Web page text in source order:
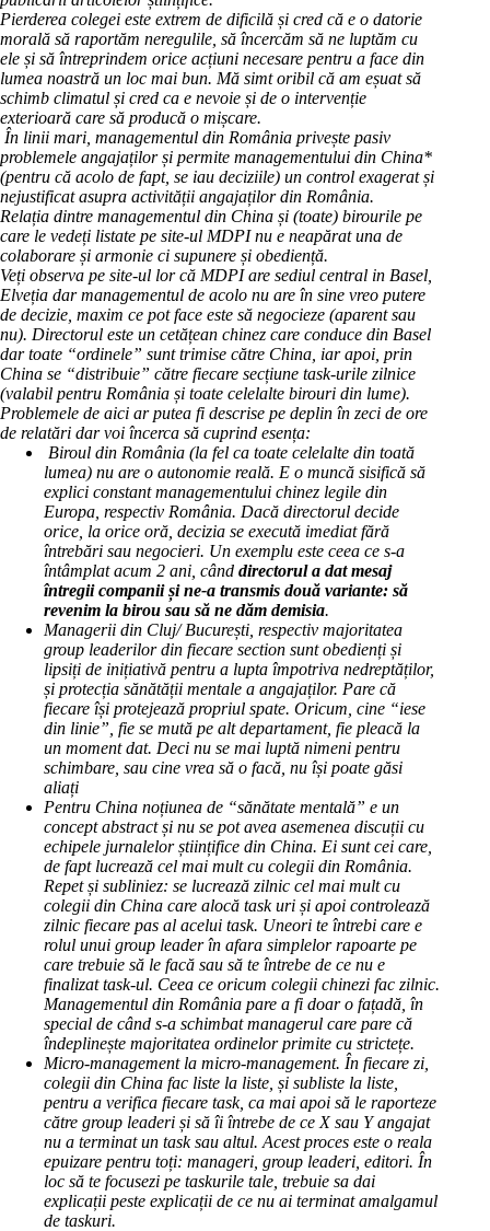
Pierderea colegei este extrem de dificilă și cred că e o datorie
morală să raportăm neregulile, să încercăm să ne luptăm cu
ele și să întreprindem orice acțiuni necesare pentru a face din
lumea noastră un loc mai bun. Mă simt oribil că am eșuat să
schimb climatul și cred ca e nevoie și de o intervenție
exterioară care să producă o mișcare.
În linii mari, managementul din România privește pasiv
problemele angajaților și permite managementului din China*
(pentru că acolo de fapt, se iau deciziile) un control exagerat și
nejustificat asupra activității angajaților din România.
Relația dintre managementul din China și (toate) birourile pe
care le vedeți listate pe site-ul MDPI nu e neapărat una de
colaborare și armonie ci supunere și obediență.
Veți observa pe site-ul lor că MDPI are sediul central in Basel,
Elveția dar managementul de acolo nu are în sine vreo putere
de decizie, maxim ce pot face este să negocieze (aparent sau
nu). Directorul este un cetățean chinez care conduce din Basel
dar toate “ordinele” sunt trimise către China, iar apoi, prin
China se “distribuie” către fiecare secțiune task-urile zilnice
(valabil pentru România și toate celelalte birouri din lume).
Problemele de aici ar putea fi descrise pe deplin în zeci de ore
de relatări dar voi încerca să cuprind esența:
Biroul din România (la fel ca toate celelalte din toată
lumea) nu are o autonomie reală. E o muncă sisifică să
explici constant managementului chinez legile din
Europa, respectiv România. Dacă directorul decide
orice, la orice oră, decizia se execută imediat fără
întrebări sau negocieri. Un exemplu este ceea ce s-a
întâmplat acum 2 ani, când directorul a dat mesaj
întregii companii și ne-a transmis două variante: să
revenim la birou sau să ne dăm demisia.
Managerii din Cluj/ București, respectiv majoritatea
group leaderilor din fiecare section sunt obedienți și
lipsiți de inițiativă pentru a lupta împotriva nedreptăților,
și protecția sănătății mentale a angajaților. Pare că
fiecare își protejează propriul spate. Oricum, cine “iese
din linie”, fie se mută pe alt departament, fie pleacă la
un moment dat. Deci nu se mai luptă nimeni pentru
schimbare, sau cine vrea să o facă, nu își poate găsi
aliați
Pentru China noțiunea de “sănătate mentală” e un
concept abstract și nu se pot avea asemenea discuții cu
echipele jurnalelor științifice din China. Ei sunt cei care,
de fapt lucrează cel mai mult cu colegii din România.
Repet și subliniez: se lucrează zilnic cel mai mult cu
colegii din China care alocă task uri și apoi controlează
zilnic fiecare pas al acelui task. Uneori te întrebi care e
rolul unui group leader în afara simplelor rapoarte pe
care trebuie să le facă sau să te întrebe de ce nu e
finalizat task-ul. Ceea ce oricum colegii chinezi fac zilnic.
Managementul din România pare a fi doar o fațadă, în
special de când s-a schimbat managerul care pare că
îndeplinește majoritatea ordinelor primite cu strictețe.
Micro-management la micro-management. În fiecare zi,
colegii din China fac liste la liste, și subliste la liste,
pentru a verifica fiecare task, ca mai apoi să le raporteze
către group leaderi și să îi întrebe de ce X sau Y angajat
nu a terminat un task sau altul. Acest proces este o reala
epuizare pentru toți: manageri, group leaderi, editori. În
loc să te focusezi pe taskurile tale, trebuie sa dai
explicații peste explicații de ce nu ai terminat amalgamul
de taskuri.